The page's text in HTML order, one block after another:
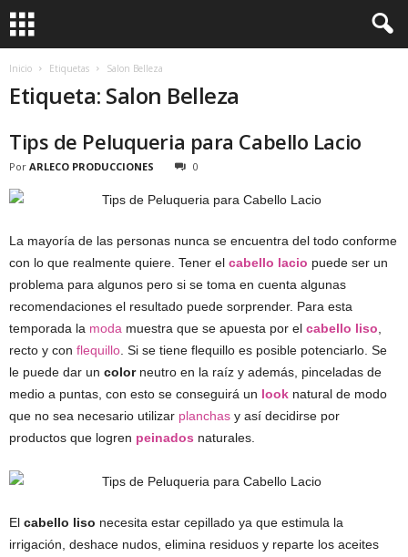
Inicio Etiquetas Salon Belleza
Etiqueta: Salon Belleza
Tips de Peluqueria para Cabello Lacio
Por ARLECO PRODUCCIONES 0
La mayoría de las personas nunca se encuentra del todo conforme
con lo que realmente quiere. Tener el cabello lacio puede ser un
problema para algunos pero si se toma en cuenta algunas
recomendaciones el resultado puede sorprender. Para esta
temporada la moda muestra que se apuesta por el cabello liso
recto y con flequillo . Si se tiene flequillo es posible potenciarlo. Se
le puede dar un colorneutro en la raíz y además, pinceladas de
medio a puntas, con esto se conseguirá un look natural de modo
que no sea necesario utilizar planchas y así decidirse por
productos que logren peinados naturales.
El cabello liso necesita estar cepillado ya que estimula la
irrigación, deshace nudos, elimina residuos y reparte los aceites